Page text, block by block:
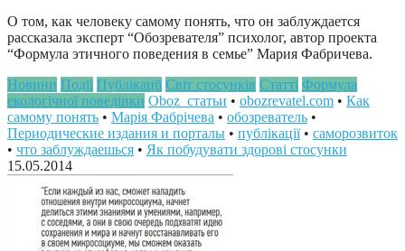
О том, как человеку самому понять, что он заблуждается
рассказала эксперт “Обозревателя” психолог, автор проекта
“Формула этичного поведения в семье” Мария Фабричева.
Новини Події Публікації Світ стосунків Статті Формула
екологічної поведінки Oboz_статьи • obozrevatel.com • Как
самому понять • Марія Фабрічева • обозреватель •
Периодические издания и порталы • публікації• саморозвиток
• что заблуждаешься • Як побудувати здорові стосунки
15.05.2014